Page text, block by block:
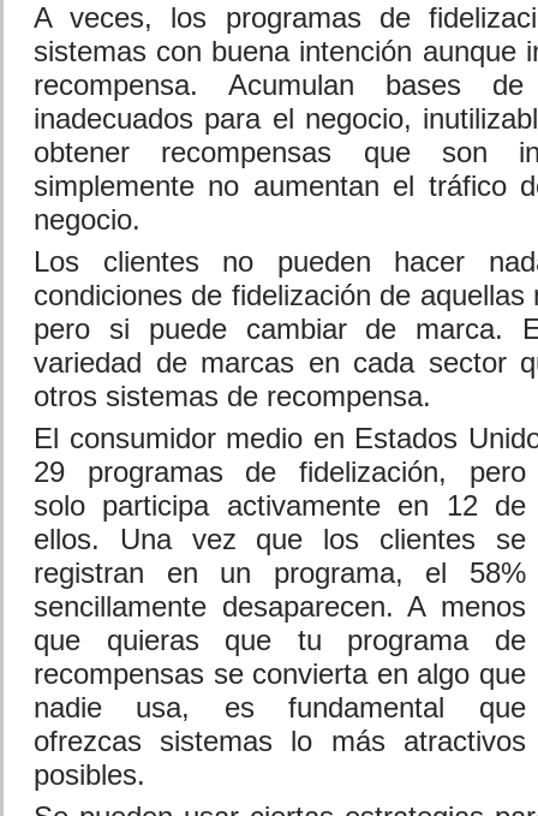
A veces, los programas de
sistemas con buena intención aunque
recompensa. Acumulan bases
inadecuados para el negocio,
obtener recompensas que son
simplemente no aumentan el tráfico
negocio.
Los clientes no pueden hacer
condiciones de fidelización de
pero si puede cambiar de marca.
variedad de marcas en cada sector
otros sistemas de recompensa.
El consumidor medio en Estados
29 programas de fidelización, pero
solo participa activamente en 12 de
ellos. Una vez que los clientes se
registran en un programa, el 58%
sencillamente desaparecen. A menos
que quieras que tu programa de
recompensas se convierta en algo que
nadie usa, es fundamental que
ofrezcas sistemas lo más atractivos
posibles.